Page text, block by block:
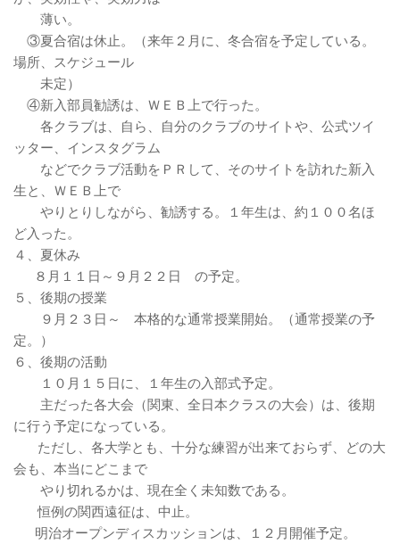
薄い。
③夏合宿は休止。（来年２月に、冬合宿を予定している。
場所、スケジュール
未定）
④新入部員勧誘は、ＷＥＢ上で行った。
各クラブは、自ら、自分のクラブのサイトや、公式ツイ
ッター、インスタグラム
などでクラブ活動をＰＲして、そのサイトを訪れた新入
生と、ＷＥＢ上で
やりとりしながら、勧誘する。１年生は、約１００名ほ
ど入った。
４、夏休み
８月１１日～９月２２日 の予定。
５、後期の授業
９月２３日～ 本格的な通常授業開始。（通常授業の予
定。）
６、後期の活動
１０月１５日に、１年生の入部式予定。
主だった各大会（関東、全日本クラスの大会）は、後期
に行う予定になっている。
ただし、各大学とも、十分な練習が出来ておらず、どの大
会も、本当にどこまで
やり切れるかは、現在全く未知数である。
恒例の関西遠征は、中止。
明治オープンディスカッションは、１２月開催予定。